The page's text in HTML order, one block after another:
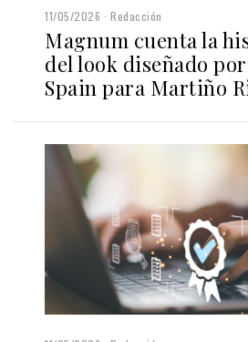
11/05/2026 Redacción
Magnum cuenta la
del look diseñado
Spain para Martiño